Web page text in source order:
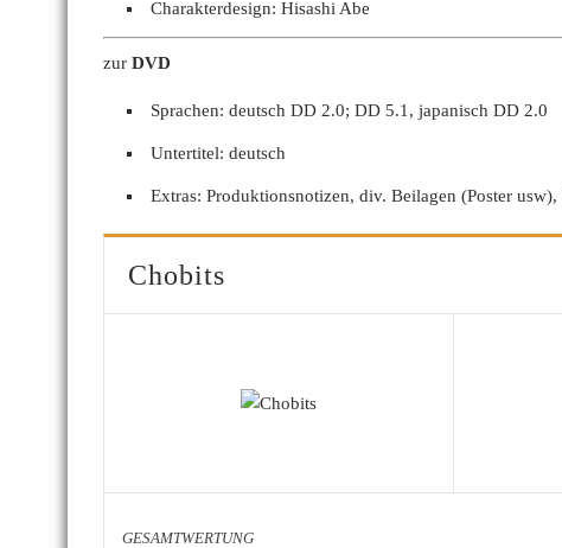
Charakterdesign: Hisashi Abe
zur DVD
Sprachen: deutsch DD 2.0; DD 5.1, japanisch DD 2.0
Untertitel: deutsch
Extras: Produktionsnotizen, div. Beilagen (Poster
Chobits
GESAMTWERTUNG